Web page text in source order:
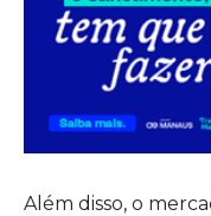
Além disso, o